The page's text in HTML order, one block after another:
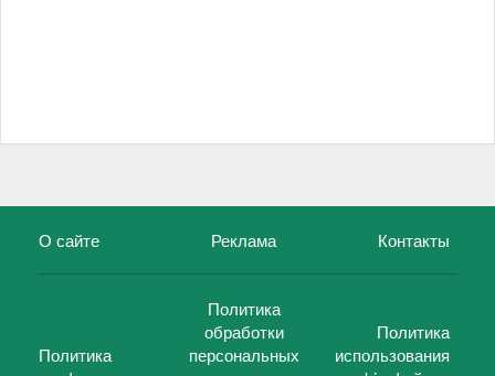
О сайте Реклама Контакты
Политика
Политика
обработки
персональных
Политика
использования